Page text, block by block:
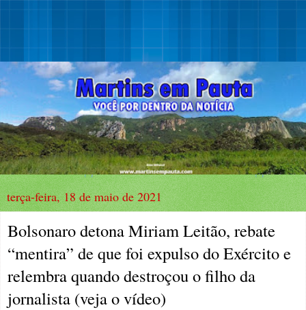
terça-feira, 18 de maio de 2021
Bolsonaro detona Miriam Leitão, rebate
“mentira” de que foi expulso do Exército e
relembra quando destroçou o filho da
jornalista (veja o vídeo)